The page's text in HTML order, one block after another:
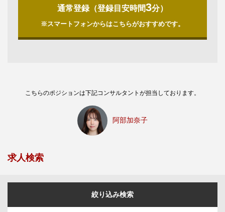
通常登録（登録目安時間3分）
※スマートフォンからはこちらがおすすめです。
こちらのポジションは下記コンサルタントが担当しております。
阿部加奈子
求人検索
絞り込み検索